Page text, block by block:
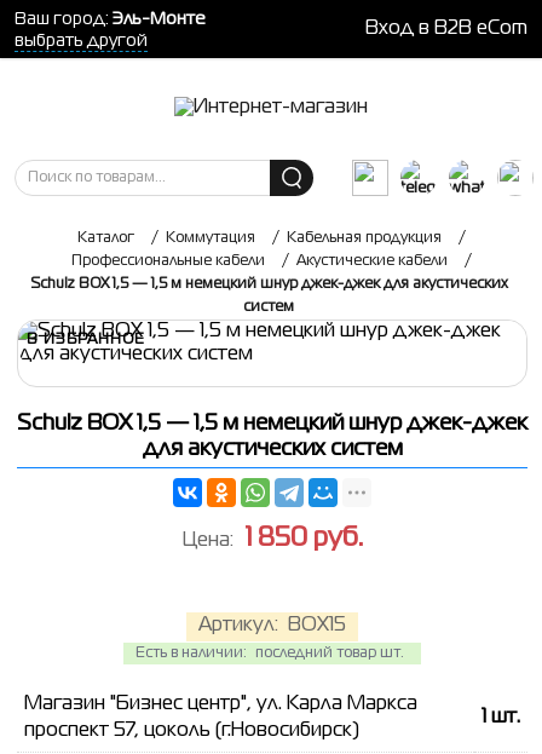
Ваш город: Эль-Монте
выбрать другой
Вход в B2B eCom
Каталог / Коммутация / Кабельная продукция
/
Профессиональные кабели
/ Акустические кабели
/
Schulz BOX 1,5 — 1,5 м немецкий шнур джек-джек для акустических
систем
В ИЗБРАННОЕ
Schulz BOX 1,5 — 1,5 м немецкий шнур джек-джек
для акустических систем
Артикул: BOX15
Есть в наличии: последний товар шт.
Цена: 1 850 руб.
Магазин "Бизнес центр", ул. Карла Маркса
проспект 57, цоколь (г.Новосибирск)
шт.